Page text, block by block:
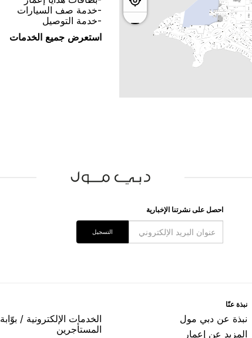
-ﺧﺪﻣﺔ ﺻﻒ اﻟﺴﻴﺎﺭاﺕ
-ﺧﺪﻣﺔ اﻟﺘﻮﺻﻴﻞ
اﺳﺘﻌﺮﺽ ﺟﻤﻴﻊ اﻟﺨﺪﻣﺎﺕ
اﺣﺼﻞ ﻋﻠﻰ ﻧﺸﺮﺗﻨﺎ اﻹﺧﺒﺎﺭﻳﺔ
اﻟﺘﺴﺠﻴﻞ
ﻧﺒﺬﺓ ﻋﻨّﺎ
ﻧﺒﺬﺓ ﻋﻦ ﺩﺑﻲ ﻣﻮﻝ
المزيد عن إعمار
اﻟﺨﺪﻣﺎﺕ اﻹﻟﻜﺘﺮﻭﻧﻴﺔ / ﺑﻮّاﺑﺔ
اﻟﻤﺴﺘﺄﺟﺮﻳﻦ